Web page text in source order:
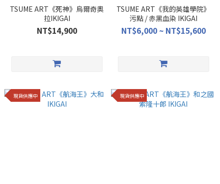
TSUME ART《死神》烏爾奇奧
拉IKIGAI
NT$14,900
TSUME ART《我的英雄學院》
污點 / 赤黑血染 IKIGAI
NT$6,000 ~ NT$15,600
現貨供應中 現貨供應中